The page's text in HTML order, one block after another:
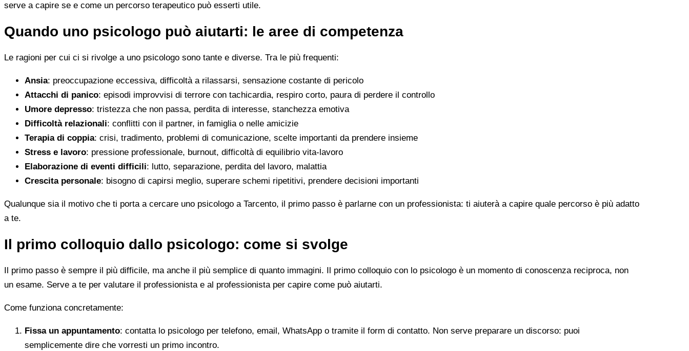
serve a capire se e come un percorso terapeutico può esserti utile.
Quando uno psicologo può aiutarti: le aree di competenza
Le ragioni per cui ci si rivolge a uno psicologo sono tante e diverse. Tra le più frequenti:
Ansia: preoccupazione eccessiva, difficoltà a rilassarsi, sensazione costante di pericolo
Attacchi di panico: episodi improvvisi di terrore con tachicardia, respiro corto, paura di perdere il controllo
Umore depresso: tristezza che non passa, perdita di interesse, stanchezza emotiva
Difficoltà relazionali: conflitti con il partner, in famiglia o nelle amicizie
Terapia di coppia: crisi, tradimento, problemi di comunicazione, scelte importanti da prendere insieme
Stress e lavoro: pressione professionale, burnout, difficoltà di equilibrio vita-lavoro
Elaborazione di eventi difficili: lutto, separazione, perdita del lavoro, malattia
Crescita personale: bisogno di capirsi meglio, superare schemi ripetitivi, prendere decisioni importanti
Qualunque sia il motivo che ti porta a cercare uno psicologo a Tarcento, il primo passo è parlarne con un professionista: ti aiuterà a capire quale percorso è più adatto
a te.
Il primo colloquio dallo psicologo: come si svolge
Il primo passo è sempre il più difficile, ma anche il più semplice di quanto immagini. Il primo colloquio con lo psicologo è un momento di conoscenza reciproca, non
un esame. Serve a te per valutare il professionista e al professionista per capire come può aiutarti.
Come funziona concretamente:
Fissa un appuntamento: contatta lo psicologo per telefono, email, WhatsApp o tramite il form di contatto. Non serve preparare un discorso: puoi
semplicemente dire che vorresti un primo incontro.